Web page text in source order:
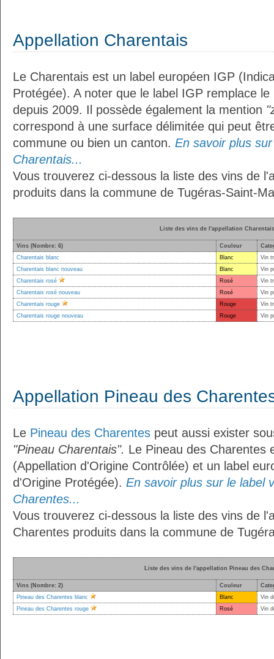
Appellation Charentais
Le Charentais est un label européen IGP
Protégée). A noter que le label IGP remplace
depuis 2009. Il possède également la mention
correspond à une surface délimitée qui peut
commune ou bien un canton. En savoir plus
Charentais...
Vous trouverez ci-dessous la liste des vins de
produits dans la commune de Tugéras-Saint-
Liste des vins de l'appellation Charentais
Vins (Nombre: 6) Couleur
Charentais blanc
Blanc
Vin
Charentais blanc nouveau
Blanc
Vin
Charentais rosé
Rosé
Vin
Charentais rosé nouveau
Rosé
Vin
Charentais rouge
Rouge
Vin
Charentais rouge nouveau
Rouge Vin
Appellation Pineau des
Le Pineau des Charentes peut aussi exister
"Pineau Charentais". Le Pineau des Charentes
(Appellation d'Origine Contrôlée) et un label
d'Origine Protégée). En savoir plus sur le label
Charentes...
Vous trouverez ci-dessous la liste des vins de
Charentes produits dans la commune de
Liste des vins de l'appellation Pineau des
Vins (Nombre: 2) Couleur
Pineau des Charentes blanc
Blanc
Vin
Pineau des Charentes rouge
Rosé Vin